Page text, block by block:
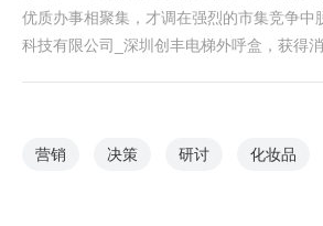
优质办事相聚集，才调在强烈的市集竞争中
科技有限公司_深圳创丰电梯外呼盒，获得消
营销 决策 研讨 化妆品